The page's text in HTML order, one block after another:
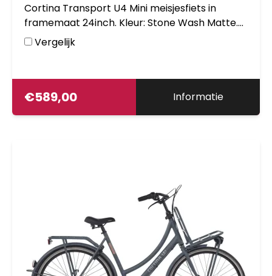
Cortina Transport U4 Mini meisjesfiets in
framemaat 24inch. Kleur: Stone Wash Matte.
Uitgerust met achter een Shimano Nexus 3-
traps versnellingsnaaf met terugtraprem en
voordrager.
Vergelijk
€589,00 Informatie